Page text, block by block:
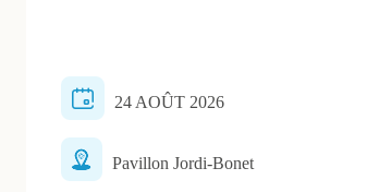
24 AOÛT 2026
Pavillon Jordi-Bonet